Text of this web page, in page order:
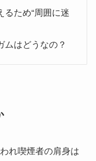
るため“周囲に迷
ムはどうなの？
れ喫煙者の肩身は